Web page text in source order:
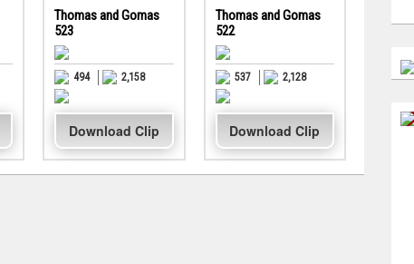
Thomas and Gomas
523
494 2,158
Download Clip
Thomas and Gomas
522
537 2,128
Download Clip